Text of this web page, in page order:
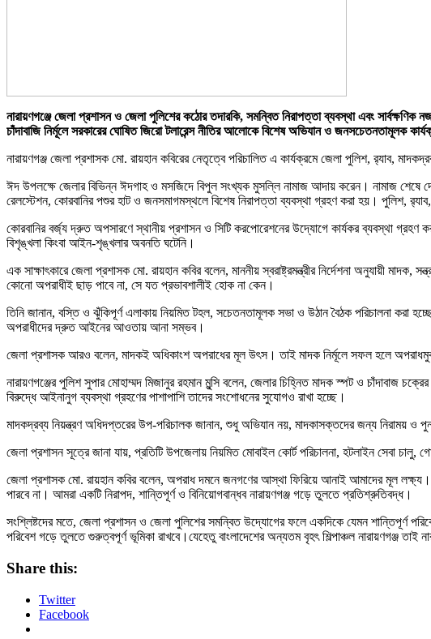
নারায়ণগঞ্জে জেলা প্রশাসন ও জেলা পুলিশের কঠোর তদারকি, সমন্বিত নিরাপত্তা ব্যবস্থা এবং
চাঁদাবাজি নির্মূলে সরকারের ঘোষিত জিরো টলারেন্স নীতির আলোকে বিশেষ অভিযান ও জনসচেতনতামূলক
নারায়ণগঞ্জ জেলা প্রশাসক মো. রায়হান কবিরের নেতৃত্বে পরিচালিত এ কার্যক্রমে জেলা পুলিশ, র‍্যাব,
ঈদ উপলক্ষে জেলার বিভিন্ন ঈদগাহ ও মসজিদে বিপুল সংখ্যক মুসল্লি নামাজ আদায় করেন। নামাজ শেষে
রেলস্টেশন, কোরবানির পশুর হাট ও জনসমাগমস্থলে বিশেষ নিরাপত্তা ব্যবস্থা গ্রহণ করা হয়। পুলিশ,
কোরবানির বর্জ্য দ্রুত অপসারণে স্থানীয় প্রশাসন ও সিটি করপোরেশনের উদ্যোগে কার্যকর ব্যবস্থা
বিশৃঙ্খলা কিংবা আইন-শৃঙ্খলার অবনতি ঘটেনি।
এক সাক্ষাৎকারে জেলা প্রশাসক মো. রায়হান কবির বলেন, মাননীয় স্বরাষ্ট্রমন্ত্রীর নির্দেশনা অনুযায়ী
কোনো অপরাধীই ছাড় পাবে না, সে যত প্রভাবশালীই হোক না কেন।
তিনি জানান, বস্তি ও ঝুঁকিপূর্ণ এলাকায় নিয়মিত টহল, সচেতনতামূলক সভা ও উঠান বৈঠক পরিচালনা করা
অপরাধীদের দ্রুত আইনের আওতায় আনা সম্ভব।
জেলা প্রশাসক আরও বলেন, মাদকই অধিকাংশ অপরাধের মূল উৎস। তাই মাদক নির্মূলে সফল হলে অপরাধমুক্ত
নারায়ণগঞ্জের পুলিশ সুপার মোহাম্মদ মিজানুর রহমান মুন্সি বলেন, জেলার চিহ্নিত মাদক স্পট ও
বিরুদ্ধে আইনানুগ ব্যবস্থা গ্রহণের পাশাপাশি তাদের সংশোধনের সুযোগও রাখা হচ্ছে।
মাদকদ্রব্য নিয়ন্ত্রণ অধিদপ্তরের উপ-পরিচালক জানান, শুধু অভিযান নয়, মাদকাসক্তদের জন্য নিরাময় ও
জেলা প্রশাসন সূত্রে জানা যায়, প্রতিটি উপজেলায় নিয়মিত মোবাইল কোর্ট পরিচালনা, হটলাইন সেবা
জেলা প্রশাসক মো. রায়হান কবির বলেন, অপরাধ দমনে জনগণের আস্থা ফিরিয়ে আনাই আমাদের মূল
পারবে না। আমরা একটি নিরাপদ, শান্তিপূর্ণ ও বিনিয়োগবান্ধব নারায়ণগঞ্জ গড়ে তুলতে প্রতিশ্রুতিবদ্ধ।
সংশ্লিষ্টদের মতে, জেলা প্রশাসন ও জেলা পুলিশের সমন্বিত উদ্যোগের ফলে একদিকে যেমন শান্তিপূর্ণ
পরিবেশ গড়ে তুলতে গুরুত্বপূর্ণ ভূমিকা রাখবে।যেহেতু বাংলাদেশের অন্যতম বৃহৎ শিল্পাঞ্চল নারায়ণগঞ্জ
Share this:
Twitter
Facebook